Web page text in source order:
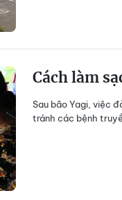
Cách làm
Sau bão Yagi, việc
tránh các bệnh